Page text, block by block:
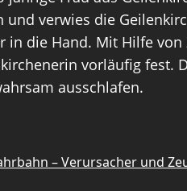
verwies die
die Hand. Mit Hilfe
vorläufig
ausschlafen.
– Verursacher und